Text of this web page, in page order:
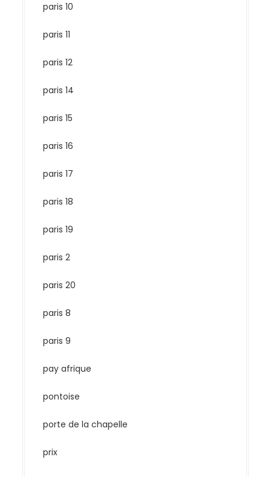
paris 10
paris 11
paris 12
paris 14
paris 15
paris 16
paris 17
paris 18
paris 19
paris 2
paris 20
paris 8
paris 9
pay afrique
pontoise
porte de la chapelle
prix